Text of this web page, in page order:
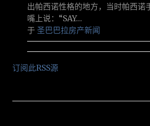
出帕西诺性格的地方，当时帕西诺
嘴上说：“SAY…
于 圣巴巴拉房产新闻
订阅此RSS源